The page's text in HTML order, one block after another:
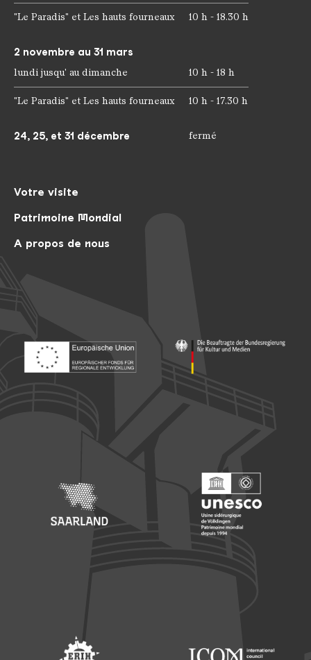
Votre visite
Patrimoine Mondial
A propos de nous
"Le Paradis" et Les hauts fourneaux 10 h - 18.30 h
2 novembre au 31 mars
lundi jusqu' au dimanche 10 h - 18 h
"Le Paradis" et Les hauts fourneaux 10 h - 17.30 h
24, 25, et 31 décembre fermé